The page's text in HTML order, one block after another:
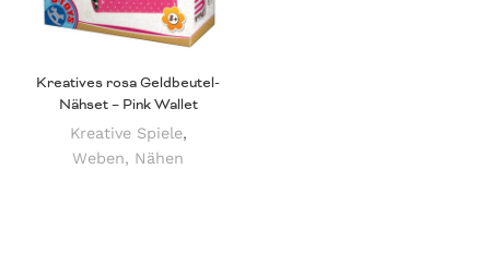
Kreatives rosa Geldbeutel-
Nähset – Pink Wallet
Kreative Spiele,
Weben, Nähen